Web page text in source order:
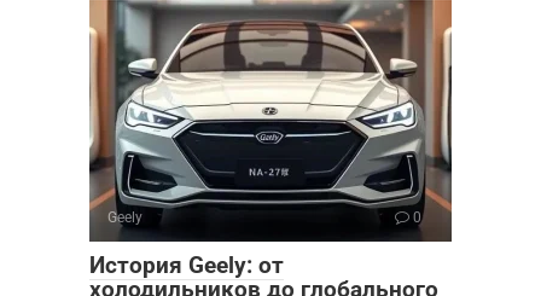
Geely 0
История Geely: от
холодильников до глобального